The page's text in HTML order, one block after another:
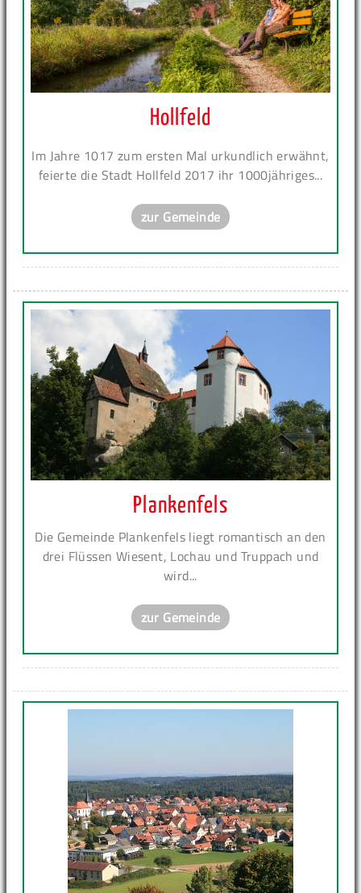
Hollfeld
Im Jahre 1017 zum ersten Mal urkundlich erwähnt,
feierte die Stadt Hollfeld 2017 ihr 1000jähriges...
zur Gemeinde
Plankenfels
Die Gemeinde Plankenfels liegt romantisch an den
drei Flüssen Wiesent, Lochau und Truppach und
wird...
zur Gemeinde